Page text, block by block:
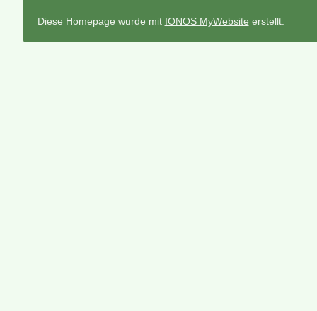
Diese Homepage wurde mit IONOS MyWebsite erstellt.